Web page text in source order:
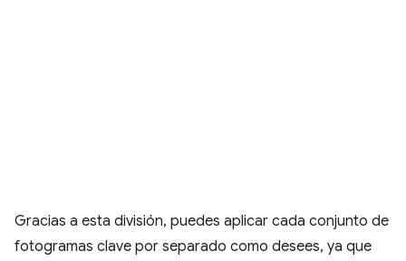
Gracias a esta división, puedes aplicar cada conjunto de
fotogramas clave por separado como desees, ya que